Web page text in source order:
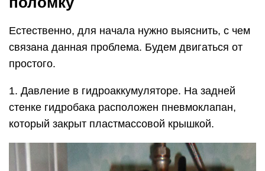
Естественно, для начала нужно выяснить, с чем
связана данная проблема. Будем двигаться от
простого.
1. Давление в гидроаккумуляторе. На задней
стенке гидробака расположен пневмоклапан,
который закрыт пластмассовой крышкой.